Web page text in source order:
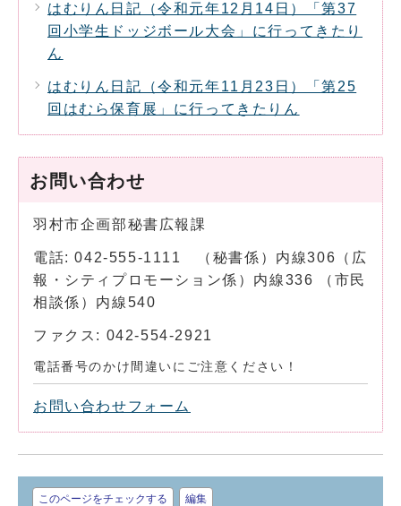
はむりん日記（令和元年12月14日）「第37
回小学生ドッジボール大会」に行ってきたり
ん
はむりん日記（令和元年11月23日）「第25
回はむら保育展」に行ってきたりん
お問い合わせ
羽村市企画部秘書広報課
電話: 042-555-1111 （秘書係）内線306（広
報・シティプロモーション係）内線336 （市民
相談係）内線540
ファクス: 042-554-2921
電話番号のかけ間違いにご注意ください！
お問い合わせフォーム
このページをチェックする 編集